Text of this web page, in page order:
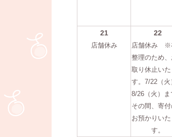
21
店舗休み
22
店舗休み ※
整理のため、
取り休止いた
す。7/22（火
8/26（火）ま
その間、寄
お預かりいた
す。